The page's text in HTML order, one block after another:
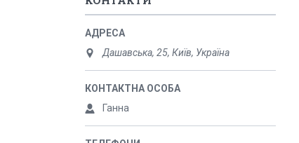
Дашавська, 25, Київ, Україна
Ганна